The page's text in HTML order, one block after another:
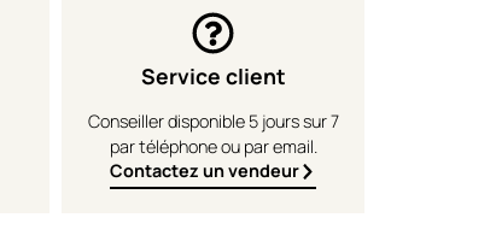
Service client
Conseiller disponible 5 jours sur 7
par téléphone ou par email.
Contactez un vendeur